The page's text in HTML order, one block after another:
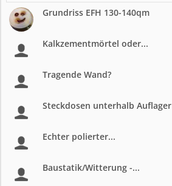
Grundriss EFH 130-140qm
Kalkzementmörtel oder...
Tragende Wand?
Steckdosen unterhalb Auflager
Echter polierter...
Baustatik/Witterung -...